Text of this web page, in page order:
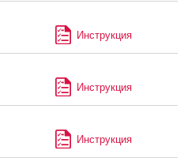
Инструкция
Инструкция
Инструкция